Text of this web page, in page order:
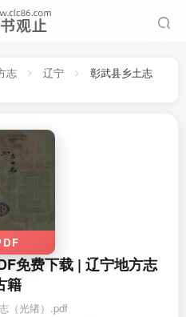
志 辽宁
彰武县乡土志
免费下载 | 辽宁地方志
籍
（光绪）.pdf